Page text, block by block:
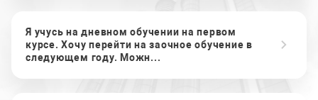
Я учусь на дневном обучении на первом
курсе. Хочу перейти на заочное обучение в
следующем году. Можн...